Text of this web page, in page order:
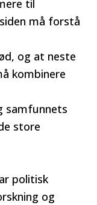
til
må forstå
og at neste
kombinere
samfunnets
store
politisk
og